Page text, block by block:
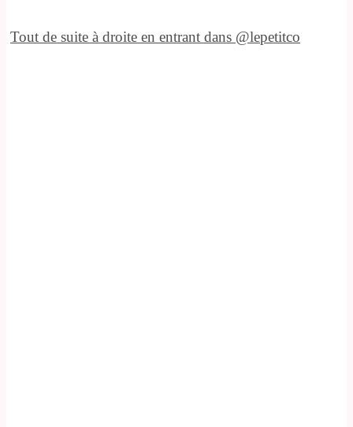
Tout de suite à droite en entrant dans @lepetitco